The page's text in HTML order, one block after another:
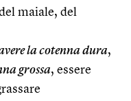
maiale, del
la cotenna dura,
grossa, essere